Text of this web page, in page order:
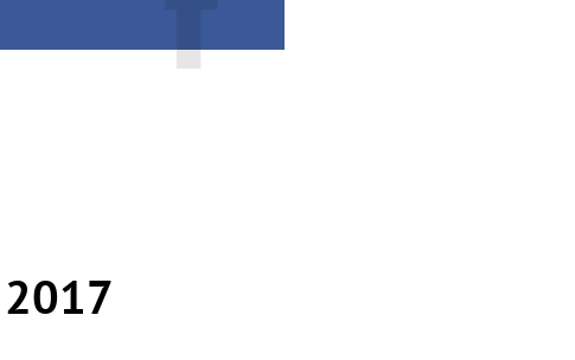
2017